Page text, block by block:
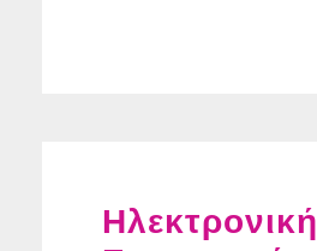
Ηλεκτρονική